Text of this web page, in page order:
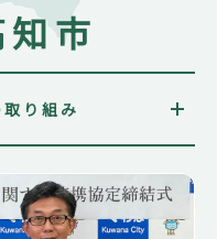
プリメント（5日分）
準備ブックの提供
「スポーツ×プレコン
セミナーを実施（セ
TUMUGU」
目的として、プレコ
ミナー動画は福利厚
ーカイブ配信中 ※限定
市
り組み
5日分）と啓発冊子の
ママ防災準備ブックを